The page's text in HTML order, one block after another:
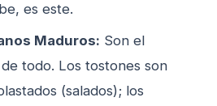
es este.
Maduros: Son el
todo. Los tostones son
(salados); los